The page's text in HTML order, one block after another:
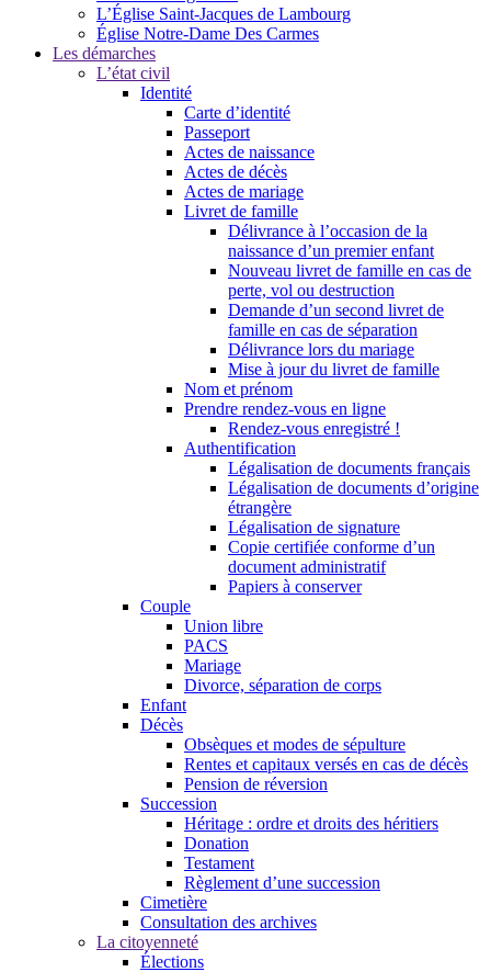
L’Église Saint-Jacques de Lambourg
Église Notre-Dame Des Carmes
Les démarches
L’état civil
Identité
Carte d’identité
Passeport
Actes de naissance
Actes de décès
Actes de mariage
Livret de famille
Délivrance à l’occasion de la
naissance d’un premier enfant
Nouveau livret de famille en cas de
perte, vol ou destruction
Demande d’un second livret de
famille en cas de séparation
Délivrance lors du mariage
Mise à jour du livret de famille
Nom et prénom
Prendre rendez-vous en ligne
Rendez-vous enregistré !
Authentification
Légalisation de documents français
Légalisation de documents d’origine
étrangère
Légalisation de signature
Copie certifiée conforme d’un
document administratif
Papiers à conserver
Couple
Union libre
PACS
Mariage
Divorce, séparation de corps
Enfant
Décès
Obsèques et modes de sépulture
Rentes et capitaux versés en cas de décès
Pension de réversion
Succession
Héritage : ordre et droits des héritiers
Donation
Testament
Règlement d’une succession
Cimetière
Consultation des archives
La citoyenneté
Élections